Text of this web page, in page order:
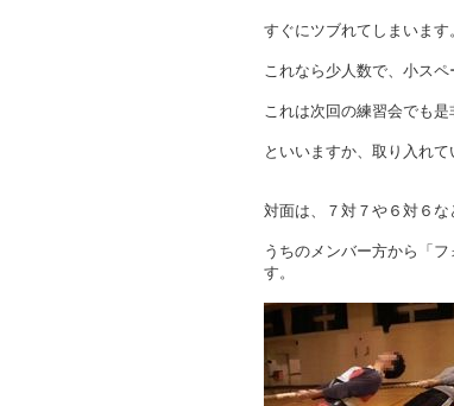
すぐにツブれてしまいます
これなら少人数で、小スペ
これは次回の練習会でも是
といいますか、取り入れて
対面は、７対７や６対６な
うちのメンバー方から「
す。